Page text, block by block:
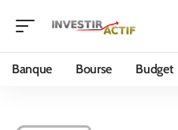
Banque Bourse Budget